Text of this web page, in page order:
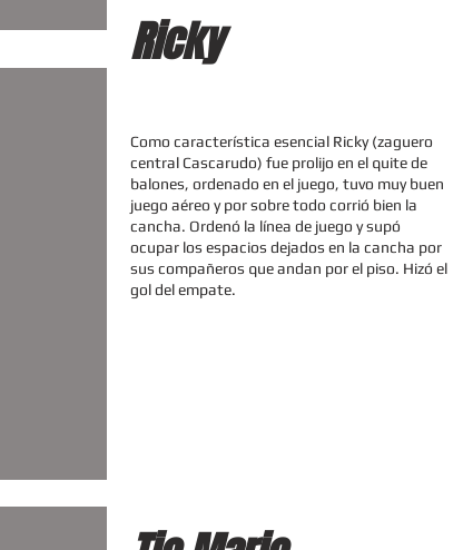
Ricky
Como característica esencial Ricky (zaguero
central Cascarudo) fue prolijo en el quite de
balones, ordenado en el juego, tuvo muy buen
juego aéreo y por sobre todo corrió bien la
cancha. Ordenó la línea de juego y supó
ocupar los espacios dejados en la cancha por
sus compañeros que andan por el piso. Hizó el
gol del empate.